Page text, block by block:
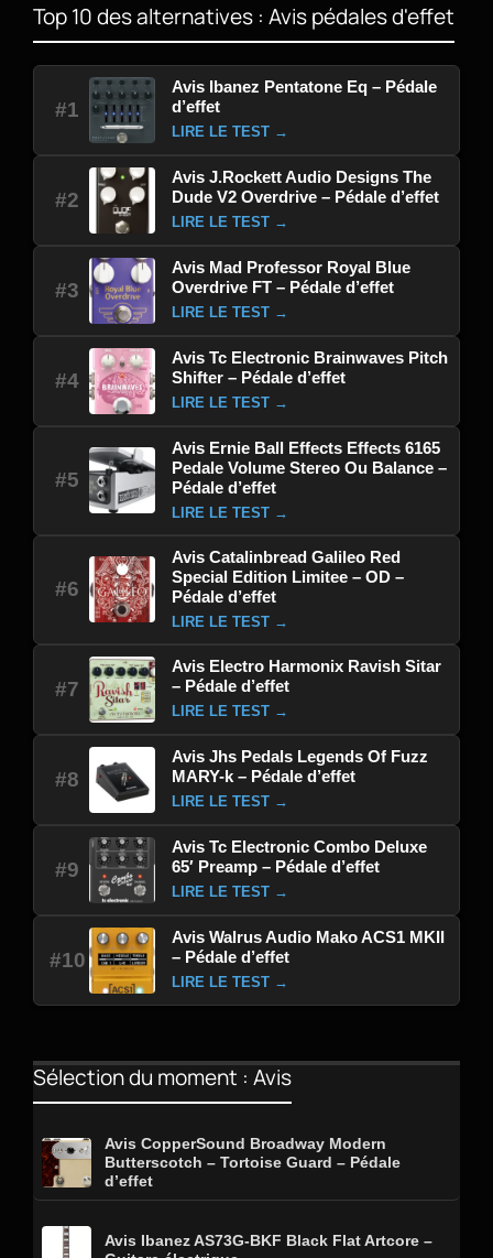
Top 10 des alternatives : Avis pédales d'effet
#1
Avis Ibanez Pentatone Eq – Pédale
d’effet
LIRE LE TEST →
#2
Avis J.Rockett Audio Designs The
Dude V2 Overdrive – Pédale d’effet
LIRE LE TEST →
#3
Avis Mad Professor Royal Blue
Overdrive FT – Pédale d’effet
LIRE LE TEST →
#4
Avis Tc Electronic Brainwaves Pitch
Shifter – Pédale d’effet
LIRE LE TEST →
#5
Avis Ernie Ball Effects Effects 6165
Pedale Volume Stereo Ou Balance –
Pédale d’effet
LIRE LE TEST →
#6
Avis Catalinbread Galileo Red
Special Edition Limitee – OD –
Pédale d’effet
LIRE LE TEST →
#7
Avis Electro Harmonix Ravish Sitar
– Pédale d’effet
LIRE LE TEST →
#8
Avis Jhs Pedals Legends Of Fuzz
MARY-k – Pédale d’effet
LIRE LE TEST →
#9
Avis Tc Electronic Combo Deluxe
65′ Preamp – Pédale d’effet
LIRE LE TEST →
#10
Avis Walrus Audio Mako ACS1 MKII
– Pédale d’effet
LIRE LE TEST →
Sélection du moment : Avis
Avis CopperSound Broadway Modern
Butterscotch – Tortoise Guard – Pédale
d’effet
Avis Ibanez AS73G-BKF Black Flat Artcore –